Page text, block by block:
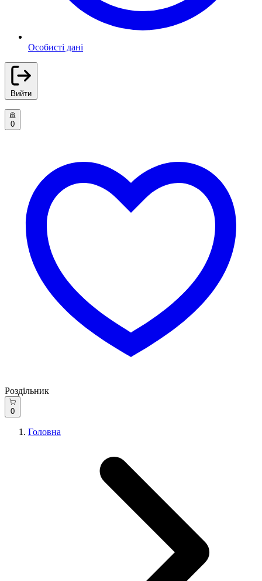
Особисті дані
Вийти
0
Роздільник
0
Головна